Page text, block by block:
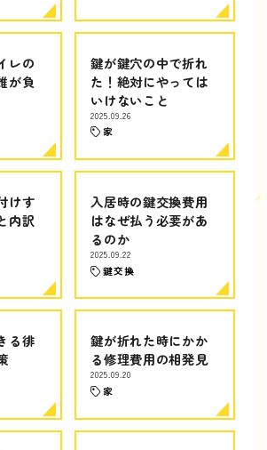
レの
が負
鍵が鍵穴の中で折れ
た！絶対にやっては
いけないこと
2025.09.26
家
けす
内訳
入居時の鍵交換費用
はなぜ払う必要があ
るのか
2025.09.22
鍵交換
る徘
鍵が折れた時にかか
る修理費用の相発見
2025.09.20
家